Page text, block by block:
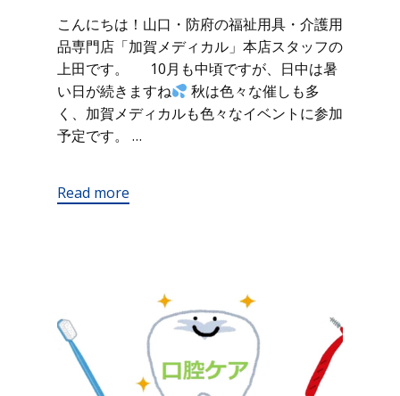
こんにちは！山口・防府の福祉用具・介護用
品専門店「加賀メディカル」本店スタッフの
上田です。 10月も中頃ですが、日中は暑
い日が続きますね
秋は色々な催しも多
く、加賀メディカルも色々なイベントに参加
予定です。 …
Read more